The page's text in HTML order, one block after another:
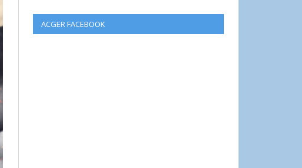
ACGER FACEBOOK